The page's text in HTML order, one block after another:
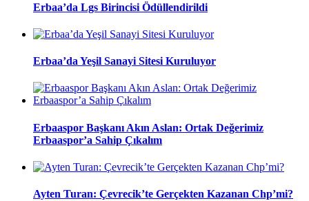
Erbaa’da Lgs Birincisi Ödüllendirildi
Erbaa’da Yeşil Sanayi Sitesi Kuruluyor
Erbaaspor Başkanı Akın Aslan: Ortak Değerimiz
Erbaaspor’a Sahip Çıkalım
Ayten Turan: Çevrecik’te Gerçekten Kazanan Chp’mi?